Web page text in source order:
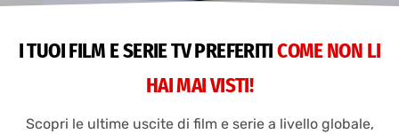
I TUOI FILM E SERIE TV PREFERITICOME NON LI
HAI MAI VISTI!
Scopri le ultime uscite di film e serie a livello globale,